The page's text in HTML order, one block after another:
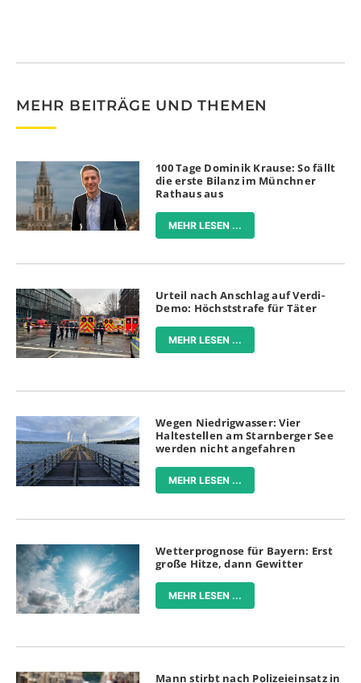
MEHR BEITRÄGE UND THEMEN
100 Tage Dominik Krause: So fällt
die erste Bilanz im Münchner
Rathaus aus
MEHR LESEN ...
Urteil nach Anschlag auf Verdi-
Demo: Höchststrafe für Täter
MEHR LESEN ...
Wegen Niedrigwasser: Vier
Haltestellen am Starnberger See
werden nicht angefahren
MEHR LESEN ...
Wetterprognose für Bayern: Erst
große Hitze, dann Gewitter
MEHR LESEN ...
Mann stirbt nach Polizeieinsatz in